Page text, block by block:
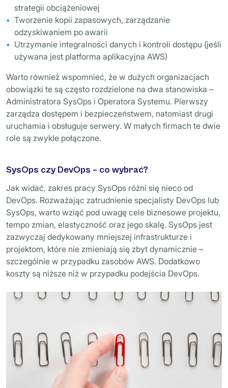
strategii obciążeniowej
Tworzenie kopii zapasowych, zarządzanie
odzyskiwaniem po awarii
Utrzymanie integralności danych i kontroli dostępu (jeśli
używana jest platforma aplikacyjna AWS)
Warto również wspomnieć, że w dużych organizacjach
obowiązki te są często rozdzielone na dwa stanowiska –
Administratora SysOps i Operatora Systemu. Pierwszy
zarządza dostępem i bezpieczeństwem, natomiast drugi
uruchamia i obsługuje serwery. W małych firmach te dwie
role są zwykle połączone.
SysOps czy DevOps – co wybrać?
Jak widać, zakres pracy SysOps różni się nieco od
DevOps. Rozważając zatrudnienie specjalisty DevOps lub
SysOps, warto wziąć pod uwagę cele biznesowe projektu,
tempo zmian, elastyczność oraz jego skalę. SysOps jest
zazwyczaj dedykowany mniejszej infrastrukturze i
projektom, które nie zmieniają się zbyt dynamicznie –
szczególnie w przypadku zasobów AWS. Dodatkowo
koszty są niższe niż w przypadku podejścia DevOps.